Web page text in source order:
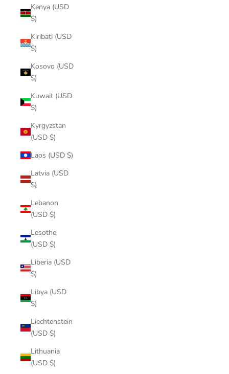
Kenya (USD
$)
Kiribati (USD
$)
Kosovo (USD
$)
Kuwait (USD
$)
Kyrgyzstan
(USD $)
Laos (USD $)
Latvia (USD
$)
Lebanon
(USD $)
Lesotho
(USD $)
Liberia (USD
$)
Libya (USD
$)
Liechtenstein
(USD $)
Lithuania
(USD $)